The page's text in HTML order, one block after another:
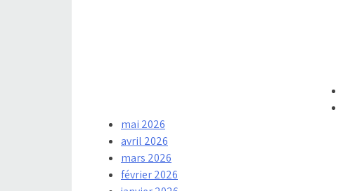
mai 2026
avril 2026
mars 2026
février 2026